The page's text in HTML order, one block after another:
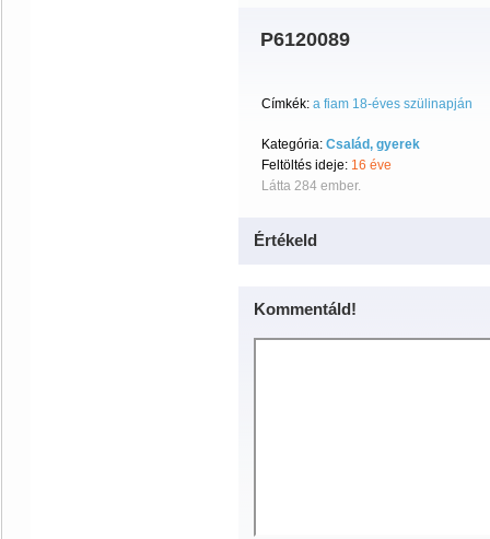
P6120089
Címkék: a fiam 18-éves szülinapján
Kategória: Család, gyerek
Feltöltés ideje: 16 éve
Látta 284 ember.
Értékeld
Kommentáld!